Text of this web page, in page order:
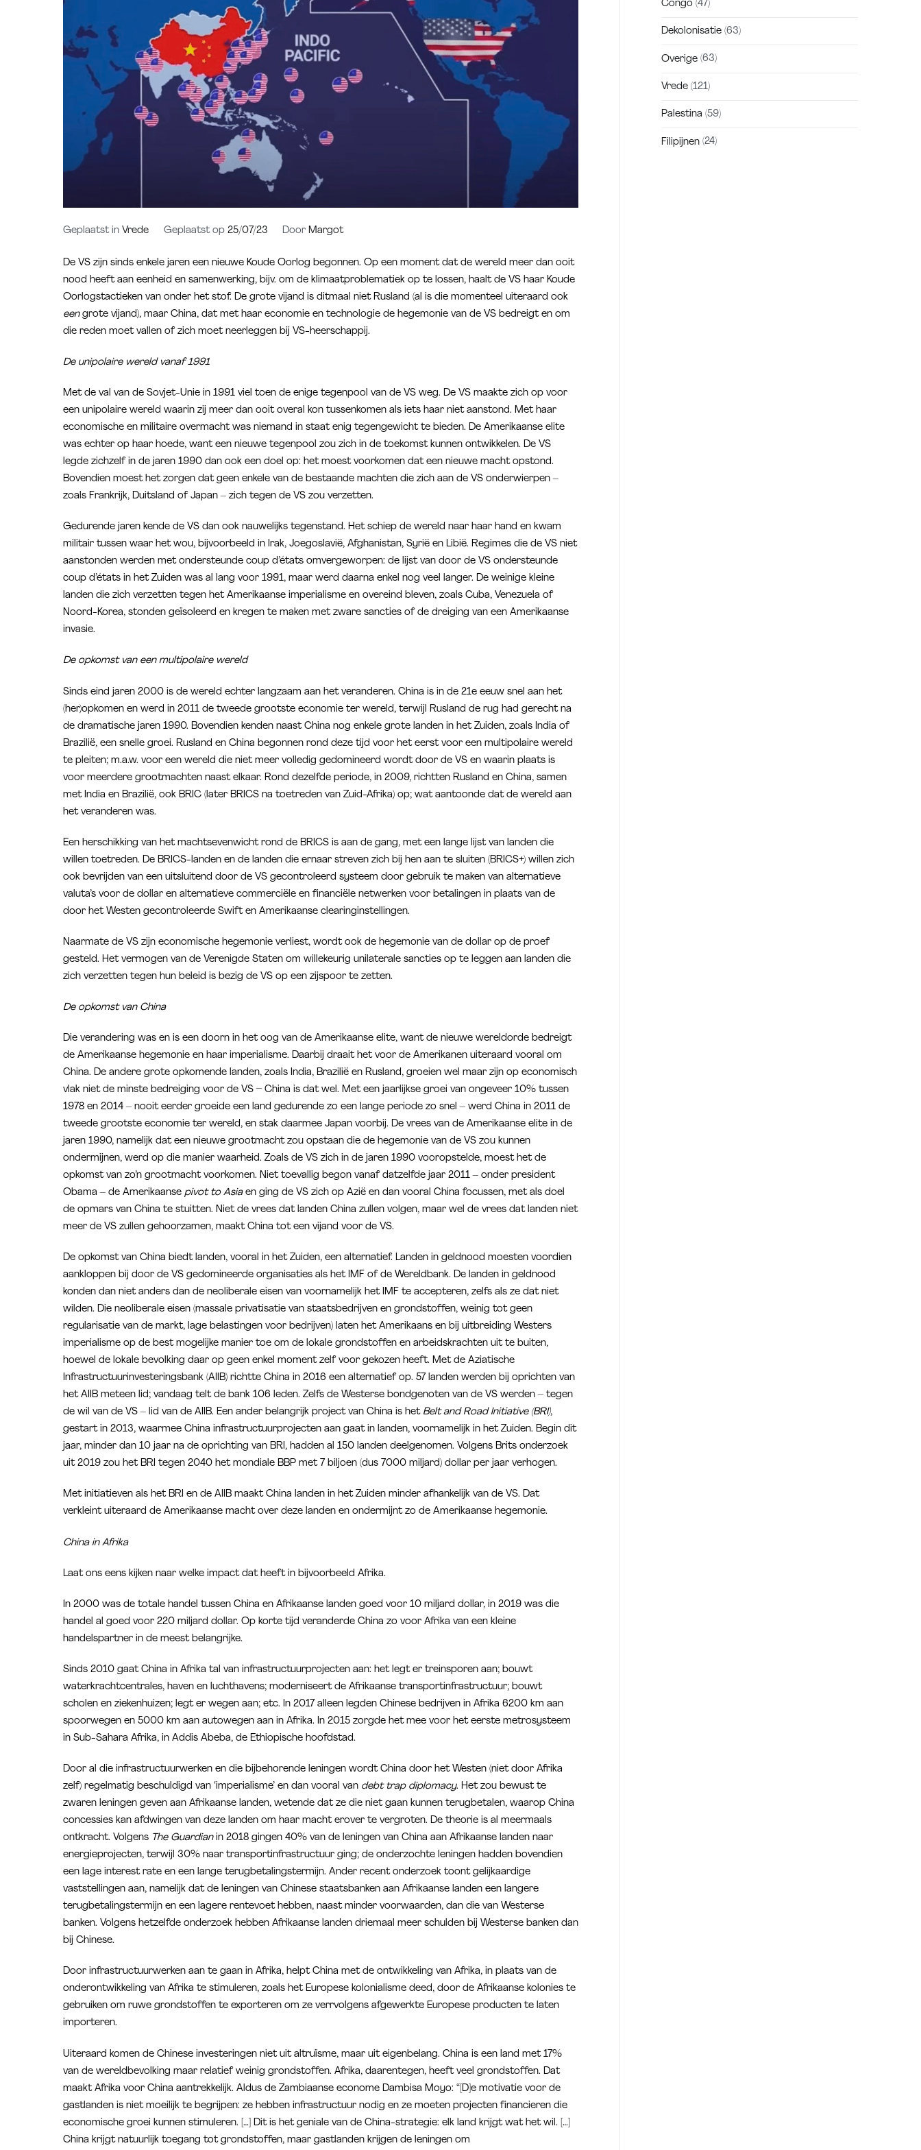
Geplaatst in Vrede Geplaatst op 25/07/23 DoorMargot
De VS zijn sinds enkele jaren een nieuwe Koude Oorlog begonnen. Op een moment dat de wereld meer dan ooit
nood heeft aan eenheid en samenwerking, bijv. om de klimaatproblematiek op te lossen, haalt de VS haar Koude
Oorlogstactieken van onder het stof. De grote vijand is ditmaal niet Rusland (al is die momenteel uiteraard ook
eengrote vijand), maar China, dat met haar economie en technologie de hegemonie van de VS bedreigt en om
die reden moet vallen of zich moet neerleggen bij VS-heerschappij.
De unipolaire wereld vanaf 1991
Met de val van de Sovjet-Unie in 1991 viel toen de enige tegenpool van de VS weg. De VS maakte zich op voor
een unipolaire wereld waarin zij meer dan ooit overal kon tussenkomen als iets haar niet aanstond. Met haar
economische en militaire overmacht was niemand in staat enig tegengewicht te bieden. De Amerikaanse elite
was echter op haar hoede, want een nieuwe tegenpool zou zich in de toekomst kunnen ontwikkelen. De VS
legde zichzelf in de jaren 1990 dan ook een doel op: het moest voorkomen dat een nieuwe macht opstond.
Bovendien moest het zorgen dat geen enkele van de bestaande machten die zich aan de VS onderwierpen –
zoals Frankrijk, Duitsland of Japan – zich tegen de VS zou verzetten.
Gedurende jaren kende de VS dan ook nauwelijks tegenstand. Het schiep de wereld naar haar hand en kwam
militair tussen waar het wou, bijvoorbeeld in Irak, Joegoslavië, Afghanistan, Syrië en Libië. Regimes die de VS niet
aanstonden werden met ondersteunde coup d’états omvergeworpen: de lijst van door de VS ondersteunde
coup d’états in het Zuiden was al lang voor 1991, maar werd daarna enkel nog veel langer. De weinige kleine
landen die zich verzetten tegen het Amerikaanse imperialisme en overeind bleven, zoals Cuba, Venezuela of
Noord-Korea, stonden geïsoleerd en kregen te maken met zware sancties of de dreiging van een Amerikaanse
invasie.
De opkomst van een multipolaire wereld
Sinds eind jaren 2000 is de wereld echter langzaam aan het veranderen. China is in de 21e eeuw snel aan het
(her)opkomen en werd in 2011 de tweede grootste economie ter wereld, terwijl Rusland de rug had gerecht na
de dramatische jaren 1990. Bovendien kenden naast China nog enkele grote landen in het Zuiden, zoals India of
Brazilië, een snelle groei. Rusland en China begonnen rond deze tijd voor het eerst voor een multipolaire wereld
te pleiten; m.a.w. voor een wereld die niet meer volledig gedomineerd wordt door de VS en waarin plaats is
voor meerdere grootmachten naast elkaar. Rond dezelfde periode, in 2009, richtten Rusland en China, samen
met India en Brazilië, ook BRIC (later BRICS na toetreden van Zuid-Afrika) op; wat aantoonde dat de wereld aan
het veranderen was.
Een herschikking van het machtsevenwicht rond de BRICS is aan de gang, met een lange lijst van landen die
willen toetreden. De BRICS-landen en de landen die ernaar streven zich bij hen aan te sluiten (BRICS+) willen zich
ook bevrijden van een uitsluitend door de VS gecontroleerd systeem door gebruik te maken van alternatieve
valuta’s voor de dollar en alternatieve commerciële en financiële netwerken voor betalingen in plaats van de
door het Westen gecontroleerde Swift en Amerikaanse clearinginstellingen.
Naarmate de VS zijn economische hegemonie verliest, wordt ook de hegemonie van de dollar op de proef
gesteld. Het vermogen van de Verenigde Staten om willekeurig unilaterale sancties op te leggen aan landen die
zich verzetten tegen hun beleid is bezig de VS op een zijspoor te zetten.
De opkomst van China
Die verandering was en is een doorn in het oog van de Amerikaanse elite, want de nieuwe wereldorde bedreigt
de Amerikaanse hegemonie en haar imperialisme. Daarbij draait het voor de Amerikanen uiteraard vooral om
China. De andere grote opkomende landen, zoals India, Brazilië en Rusland, groeien wel maar zijn op economisch
vlak niet de minste bedreiging voor de VS – China is dat wel. Met een jaarlijkse groei van ongeveer 10% tussen
1978 en 2014 – nooit eerder groeide een land gedurende zo een lange periode zo snel – werd China in 2011 de
tweede grootste economie ter wereld, en stak daarmee Japan voorbij. De vrees van de Amerikaanse elite in de
jaren 1990, namelijk dat een nieuwe grootmacht zou opstaan die de hegemonie van de VS zou kunnen
ondermijnen, werd op die manier waarheid. Zoals de VS zich in de jaren 1990 vooropstelde, moest het de
opkomst van zo’n grootmacht voorkomen. Niet toevallig begon vanaf datzelfde jaar 2011 – onder president
Obama – de Amerikaanse pivot to Asiaen ging de VS zich op Azië en dan vooral China focussen, met als doel
de opmars van China te stuitten. Niet de vrees dat landen China zullen volgen, maar wel de vrees dat landen niet
meer de VS zullen gehoorzamen, maakt China tot een vijand voor de VS.
De opkomst van China biedt landen, vooral in het Zuiden, een alternatief. Landen in geldnood moesten voordien
aankloppen bij door de VS gedomineerde organisaties als het IMF of de Wereldbank. De landen in geldnood
konden dan niet anders dan de neoliberale eisen van voornamelijk het IMF te accepteren, zelfs als ze dat niet
wilden. Die neoliberale eisen (massale privatisatie van staatsbedrijven en grondstoffen, weinig tot geen
regularisatie van de markt, lage belastingen voor bedrijven) laten het Amerikaans en bij uitbreiding Westers
imperialisme op de best mogelijke manier toe om de lokale grondstoffen en arbeidskrachten uit te buiten,
hoewel de lokale bevolking daar op geen enkel moment zelf voor gekozen heeft. Met de Aziatische
Infrastructuurinvesteringsbank (AIIB) richtte China in 2016 een alternatief op. 57 landen werden bij oprichten van
het AIIB meteen lid; vandaag telt de bank 106 leden. Zelfs de Westerse bondgenoten van de VS werden – tegen
de wil van de VS – lid van de AIIB. Een ander belangrijk project van China is het Belt and Road Initiative (BRI),
gestart in 2013, waarmee China infrastructuurprojecten aan gaat in landen, voornamelijk in het Zuiden. Begin dit
jaar, minder dan 10 jaar na de oprichting van BRI, hadden al 150 landen deelgenomen. Volgens Brits onderzoek
uit 2019 zou het BRI tegen 2040 het mondiale BBP met 7 biljoen (dus 7000 miljard) dollar per jaar verhogen.
Met initiatieven als het BRI en de AIIB maakt China landen in het Zuiden minder afhankelijk van de VS. Dat
verkleint uiteraard de Amerikaanse macht over deze landen en ondermijnt zo de Amerikaanse hegemonie.
China in Afrika
Laat ons eens kijken naar welke impact dat heeft in bijvoorbeeld Afrika.
In 2000 was de totale handel tussen China en Afrikaanse landen goed voor 10 miljard dollar, in 2019 was die
handel al goed voor 220 miljard dollar. Op korte tijd veranderde China zo voor Afrika van een kleine
handelspartner in de meest belangrijke.
Sinds 2010 gaat China in Afrika tal van infrastructuurprojecten aan: het legt er treinsporen aan; bouwt
waterkrachtcentrales, haven en luchthavens; moderniseert de Afrikaanse transportinfrastructuur; bouwt
scholen en ziekenhuizen; legt er wegen aan; etc. In 2017 alleen legden Chinese bedrijven in Afrika 6200 km aan
spoorwegen en 5000 km aan autowegen aan in Afrika. In 2015 zorgde het mee voor het eerste metrosysteem
in Sub-Sahara Afrika, in Addis Abeba, de Ethiopische hoofdstad.
Door al die infrastructuurwerken en die bijbehorende leningen wordt China door het Westen (niet door Afrika
zelf) regelmatig beschuldigd van ‘imperialisme’ en dan vooral van debt trap diplomacy. Het zou bewust te
zwaren leningen geven aan Afrikaanse landen, wetende dat ze die niet gaan kunnen terugbetalen, waarop China
concessies kan afdwingen van deze landen om haar macht erover te vergroten. De theorie is al meermaals
ontkracht. Volgens The Guardianin 2018 gingen 40% van de leningen van China aan Afrikaanse landen naar
energieprojecten, terwijl 30% naar transportinfrastructuur ging; de onderzochte leningen hadden bovendien
een lage interest rate en een lange terugbetalingstermijn. Ander recent onderzoek toont gelijkaardige
vaststellingen aan, namelijk dat de leningen van Chinese staatsbanken aan Afrikaanse landen een langere
terugbetalingstermijn en een lagere rentevoet hebben, naast minder voorwaarden, dan die van Westerse
banken. Volgens hetzelfde onderzoek hebben Afrikaanse landen driemaal meer schulden bij Westerse banken dan
bij Chinese.
Door infrastructuurwerken aan te gaan in Afrika, helpt China met de ontwikkeling van Afrika, in plaats van de
onderontwikkeling van Afrika te stimuleren, zoals het Europese kolonialisme deed, door de Afrikaanse kolonies te
gebruiken om ruwe grondstoffen te exporteren om ze verrvolgens afgewerkte Europese producten te laten
importeren.
Uiteraard komen de Chinese investeringen niet uit altruïsme, maar uit eigenbelang. China is een land met 17%
van de wereldbevolking maar relatief weinig grondstoffen. Afrika, daarentegen, heeft veel grondstoffen. Dat
maakt Afrika voor China aantrekkelijk. Aldus de Zambiaanse econome Dambisa Moyo: “[D]e motivatie voor de
gastlanden is niet moeilijk te begrijpen: ze hebben infrastructuur nodig en ze moeten projecten financieren die
economische groei kunnen stimuleren. […] Dit is het geniale van de China-strategie: elk land krijgt wat het wil. […]
China krijgt natuurlijk toegang tot grondstoffen, maar gastlanden krijgen de leningen om
Congo (47)
Dekolonisatie (63)
Overige (63)
Vrede (121)
Palestina (59)
Filipijnen (24)